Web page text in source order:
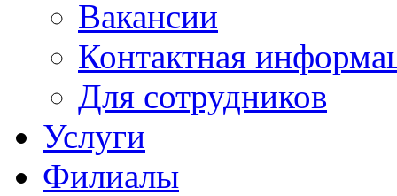
Вакансии
Контактная
Для сотрудников
Услуги
Филиалы